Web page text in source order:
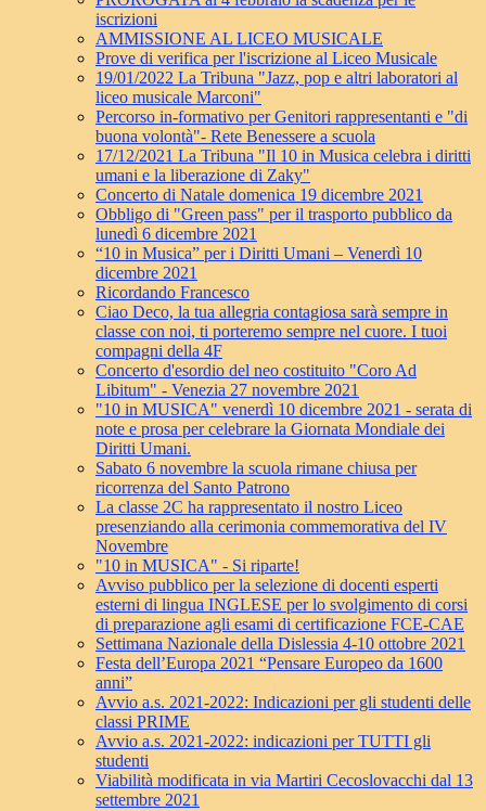
iscrizioni
AMMISSIONE AL LICEO MUSICALE
Prove di verifica per l'iscrizione al Liceo Musicale
19/01/2022 La Tribuna "Jazz, pop e altri laboratori al
liceo musicale Marconi"
Percorso in-formativo per Genitori rappresentanti e "di
buona volontà"- Rete Benessere a scuola
17/12/2021 La Tribuna "Il 10 in Musica celebra i diritti
umani e la liberazione di Zaky"
Concerto di Natale domenica 19 dicembre 2021
Obbligo di "Green pass" per il trasporto pubblico da
lunedì 6 dicembre 2021
“10 in Musica” per i Diritti Umani – Venerdì 10
dicembre 2021
Ricordando Francesco
Ciao Deco, la tua allegria contagiosa sarà sempre in
classe con noi, ti porteremo sempre nel cuore. I tuoi
compagni della 4F
Concerto d'esordio del neo costituito "Coro Ad
Libitum" - Venezia 27 novembre 2021
"10 in MUSICA" venerdì 10 dicembre 2021 - serata di
note e prosa per celebrare la Giornata Mondiale dei
Diritti Umani.
Sabato 6 novembre la scuola rimane chiusa per
ricorrenza del Santo Patrono
La classe 2C ha rappresentato il nostro Liceo
presenziando alla cerimonia commemorativa del IV
Novembre
"10 in MUSICA" - Si riparte!
Avviso pubblico per la selezione di docenti esperti
esterni di lingua INGLESE per lo svolgimento di corsi
di preparazione agli esami di certificazione FCE-CAE
Settimana Nazionale della Dislessia 4-10 ottobre 2021
Festa dell’Europa 2021 “Pensare Europeo da 1600
anni”
Avvio a.s. 2021-2022: Indicazioni per gli studenti delle
classi PRIME
Avvio a.s. 2021-2022: indicazioni per TUTTI gli
studenti
Viabilità modificata in via Martiri Cecoslovacchi dal 13
settembre 2021